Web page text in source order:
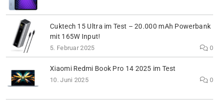
Cuktech 15 Ultra im Test – 20.000 mAh Powerbank
mit 165W Input!
5. Februar 2025 0
Xiaomi Redmi Book Pro 14 2025 im Test
10. Juni 2025 0